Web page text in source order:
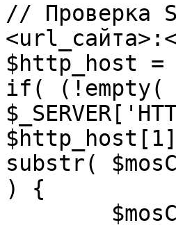
// Проверка
$http_host =
if( (!empty(
substr(
) {